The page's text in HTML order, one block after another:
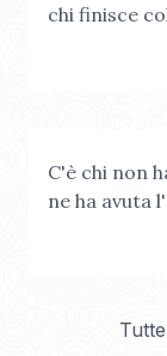
chi finisce
C'è chi non
ne ha avuta